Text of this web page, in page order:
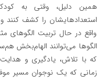
همین دلیل، وقتی به
استعدادهایشان را کشف کنند
واقع در حال تربیت الگوهای
الگوها می‌توانند الهام‌بخش
که با تلاش، یادگیری و
زمانی که یک نوجوان مسیر